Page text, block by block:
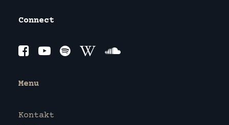
Connect
Menu
Kontakt